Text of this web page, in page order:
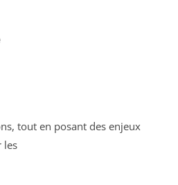
tout en posant des enjeux
les